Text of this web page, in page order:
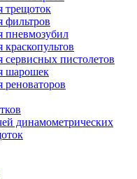
трещоток
фильтров
пневмозубил
пистолетов
шарошек
динамометрических